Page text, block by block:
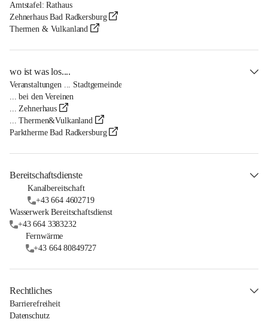
Amtstafel: Rathaus
Zehnerhaus Bad Radkersburg
Thermen & Vulkanland
wo ist was los....
Veranstaltungen ... Stadtgemeinde
... bei den Vereinen
... Zehnerhaus
... Thermen&Vulkanland
Parktherme Bad Radkersburg
Bereitschaftsdienste
Kanalbereitschaft
+43 664 4602719
Wasserwerk Bereitschaftsdienst
+43 664 3383232
Fernwärme
+43 664 80849727
Rechtliches
Barrierefreiheit
Datenschutz